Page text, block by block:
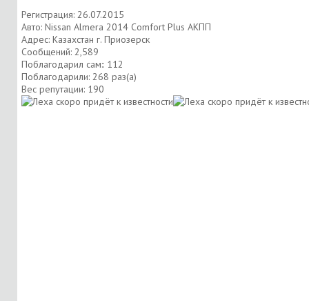
Регистрация: 26.07.2015
Авто: Nissan Almera 2014 Comfort Plus АКПП
Адрес: Казахстан г. Приозерск
Сообщений: 2,589
Поблагодарил сам:: 112
Поблагодарили: 268 раз(а)
Вес репутации: 190